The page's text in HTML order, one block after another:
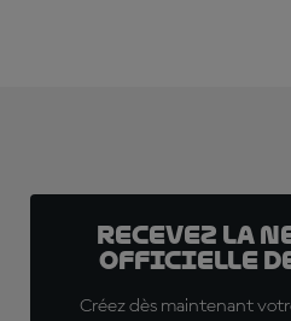
Recevez la
officielle de
Créez dès maintenant